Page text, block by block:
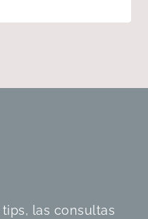
las consultas